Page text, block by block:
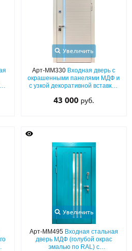
до 21:00, ВС - до 19:00
411-44-41
M.RU
РАСЧЕТ
Увеличить
Арт-ММ330 Входная дверь с
окрашенными панелями МДФ и
с узкой декоративной вставкой
43 000 руб.
Увеличить
Арт-ММ495 Входная стальная
дверь МДФ (голубой окрас
эмалью по RAL) с